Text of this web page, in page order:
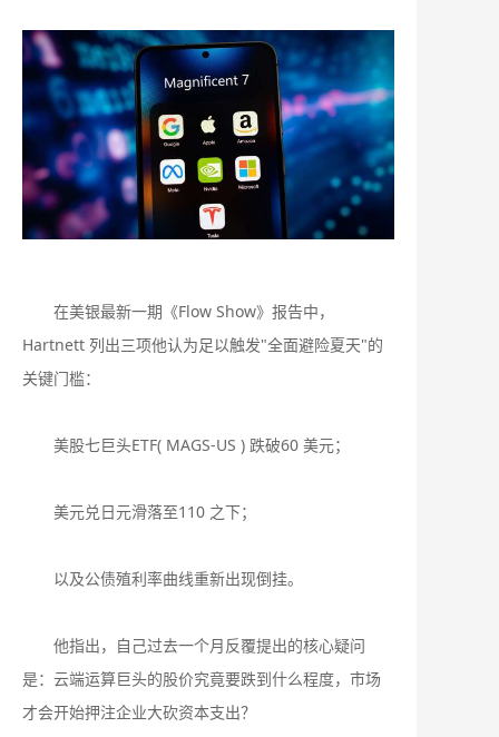
在美银最新一期《Flow Show》报告中，
Hartnett 列出三项他认为足以触发"全面避险夏天"的
关键门槛：
美股七巨头ETF( MAGS-US ) 跌破60 美元；
美元兑日元滑落至110 之下；
以及公债殖利率曲线重新出现倒挂。
他指出，自己过去一个月反覆提出的核心疑问
是：云端运算巨头的股价究竟要跌到什么程度，市场
才会开始押注企业大砍资本支出？